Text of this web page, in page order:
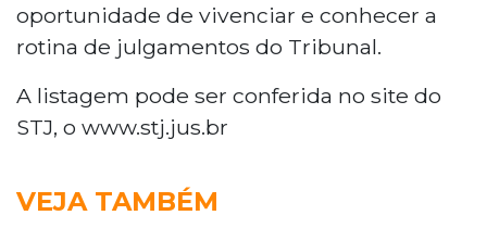
oportunidade de vivenciar e conhecer a
rotina de julgamentos do Tribunal.
A listagem pode ser conferida no site do
STJ, o www.stj.jus.br
VEJA TAMBÉM